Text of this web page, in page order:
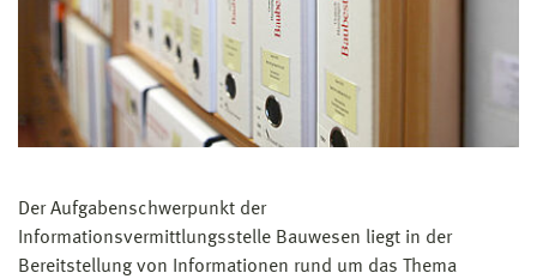
Der Aufgabenschwerpunkt der
Informationsvermittlungsstelle Bauwesen liegt in der
Bereitstellung von Informationen rund um das Thema